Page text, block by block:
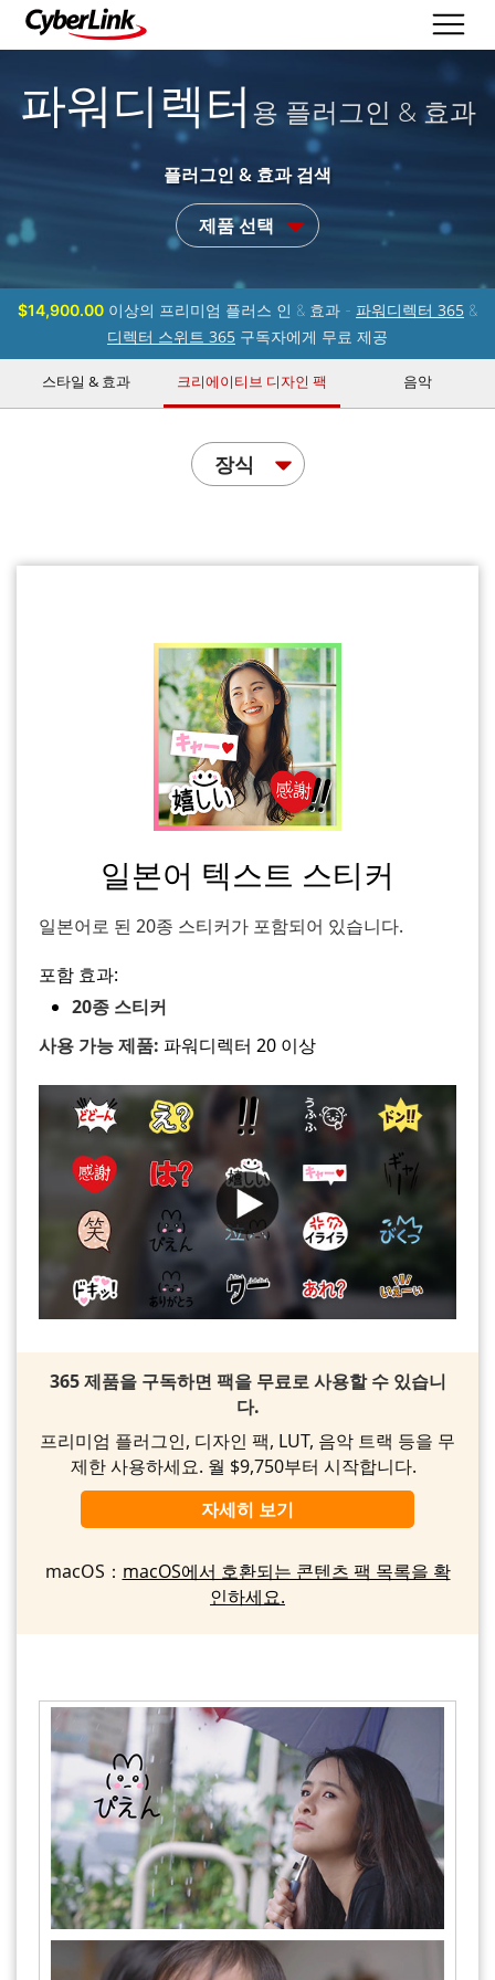
파워디렉터 용 플러그인 & 효과
플러그인 & 효과 검색
제품 선택
$14,900.00 이상의 프리미엄 플러스 인 & 효과 - 파워디렉터 365 &
디렉터 스위트 365 구독자에게 무료 제공
스타일 & 효과 크리에이티브 디자인 팩 음악
장식
일본어 텍스트 스티커
일본어로 된 20종 스티커가 포함되어 있습니다.
포함 효과:
20종 스티커
사용 가능 제품: 파워디렉터 20 이상
365 제품을 구독하면 팩을 무료로 사용할 수 있습니
다.
프리미엄 플러그인, 디자인 팩, LUT, 음악 트랙 등을 무
제한 사용하세요. 월 $9,750부터 시작합니다.
자세히 보기
macOS： macOS에서 호환되는 콘텐츠 팩 목록을 확
인하세요.